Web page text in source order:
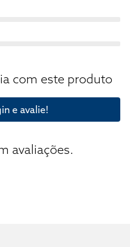
com este produto
e avalie!
avaliações.